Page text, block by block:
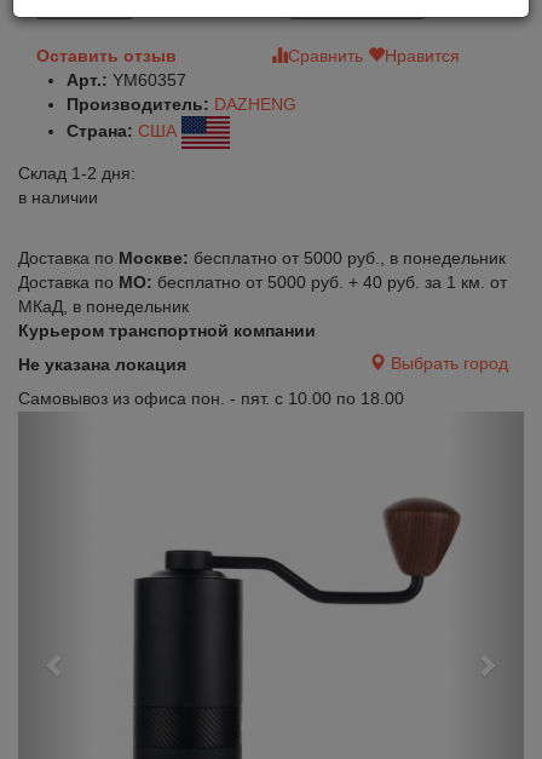
Оставить отзыв Сравнить
Нравится
Арт.: YM60357
Производитель: DAZHENG
Страна: США
Склад 1-2 дня:
в наличии
Доставка по Москве: бесплатно от 5000 руб., в понедельник
Доставка по МО: бесплатно от 5000 руб. + 40 руб. за 1 км. от
МКаД, в понедельник
Курьером транспортной компании
Не указана локация
Выбрать город
Самовывоз из офиса пон. - пят. с 10.00 по 18.00